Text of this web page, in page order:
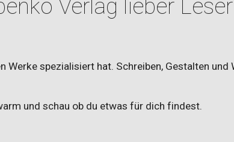
Verlag lieber Leser
spezialisiert hat. Schreiben, Gestalten und
und schau ob du etwas für dich findest.